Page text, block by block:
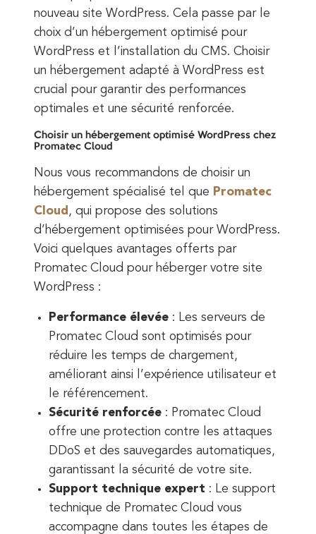
nouveau site WordPress. Cela passe par le
choix d’un hébergement optimisé pour
WordPress et l’installation du CMS. Choisir
un hébergement adapté à WordPress est
crucial pour garantir des performances
optimales et une sécurité renforcée.
Choisir un hébergement optimisé WordPress chez
Promatec Cloud
Nous vous recommandons de choisir un
hébergement spécialisé tel que Promatec
Cloud , qui propose des solutions
d’hébergement optimisées pour WordPress.
Voici quelques avantages offerts par
Promatec Cloud pour héberger votre site
WordPress :
Performance élevée: Les serveurs de
Promatec Cloud sont optimisés pour
réduire les temps de chargement,
améliorant ainsi l’expérience utilisateur et
le référencement.
Sécurité renforcée: Promatec Cloud
offre une protection contre les attaques
DDoS et des sauvegardes automatiques,
garantissant la sécurité de votre site.
Support technique expert : Le support
technique de Promatec Cloud vous
accompagne dans toutes les étapes de